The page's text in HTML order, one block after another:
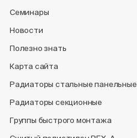
Семинары
Новости
Полезно знать
Карта сайта
Радиаторы стальные панельные
Радиаторы секционные
Группы быстрого монтажа